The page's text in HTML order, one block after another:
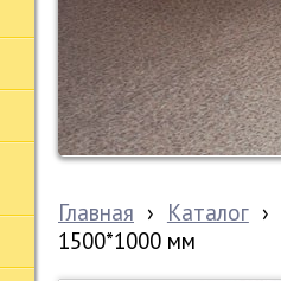
Главная › Каталог ›
1500*1000 мм